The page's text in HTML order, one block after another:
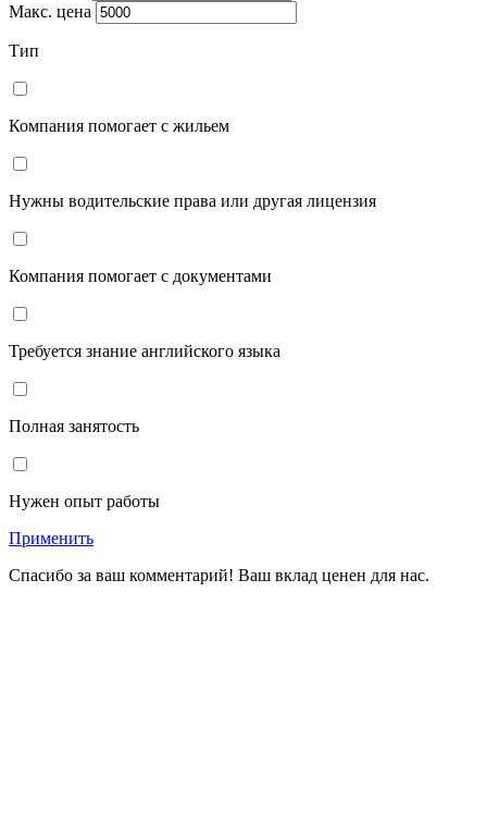
Макс. цена
Тип
Компания помогает с жильем
Нужны водительские права или другая лицензия
Компания помогает с документами
Требуется знание английского языка
Полная занятость
Нужен опыт работы
Применить
Спасибо за ваш комментарий! Ваш вклад ценен для нас.